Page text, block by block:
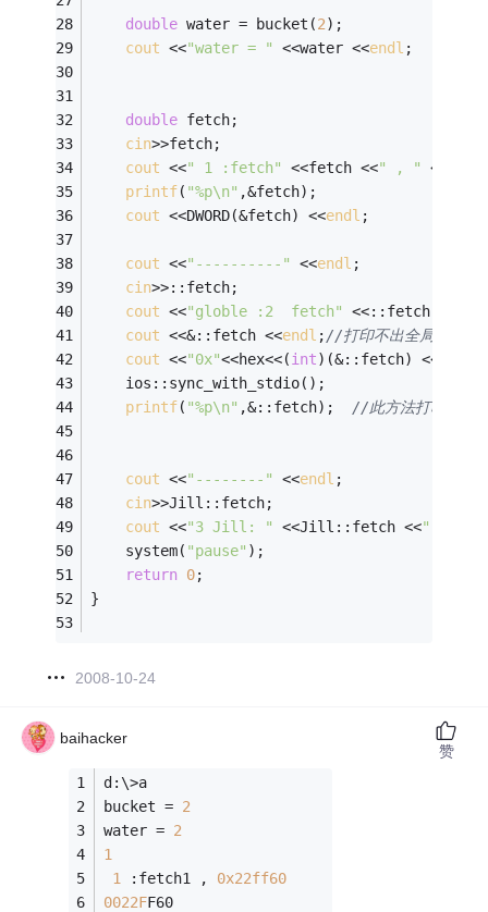
double water = bucket(2);
cout <<"water = " <<water <<endl ;
double fetch;
cin>>fetch;
cout <<" 1 :fetch" <<fetch <<" , "
printf( "%p\n" ,&fetch);
cout <<DWORD(&fetch) <<endl ;
cout <<"----------" <<endl ;
cin>>::fetch;
cout <<"globle :2  fetch" <<::fetch <<
cout <<&::fetch <<endl ;//打印不出全局变量
cout <<"0x"<<hex<<(int)(&::fetch) <<
	ios::sync_with_stdio();
printf( "%p\n" ,&::fetch); //此方法打印全局
cout <<"--------" <<endl ;
cin>>Jill::fetch;
cout <<"3 Jill: " <<Jill::fetch <<","
	system(
"pause" );
return 0;
}
2008-10-24
baihacker
d:\>a
bucket = 2
water = 2
1
1
:fetch1 , 0x22ff60
0022FF60
赞